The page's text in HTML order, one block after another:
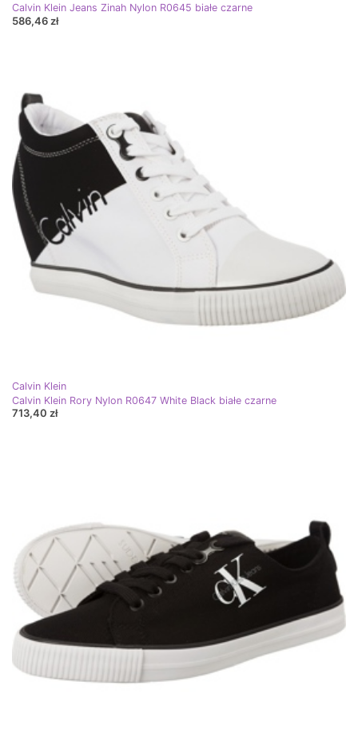
Calvin Klein Jeans Zinah Nylon R0645 białe czarne
586,46 zł
Calvin Klein
Calvin Klein Rory Nylon R0647 White Black białe czarne
713,40 zł